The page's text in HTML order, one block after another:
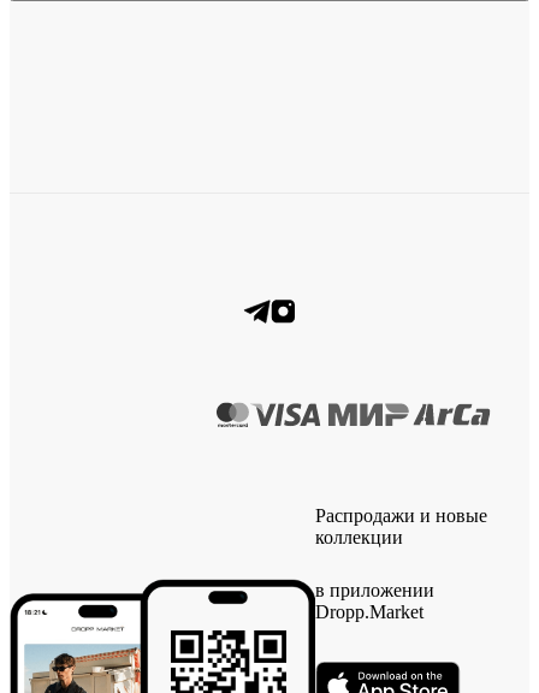
Распродажи и новые
коллекции
в приложении
Dropp.Market